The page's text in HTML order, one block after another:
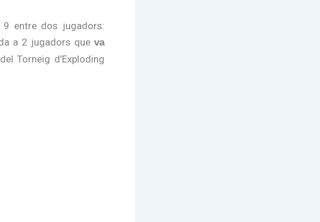
entre dos jugadors:
a 2 jugadors que va
Torneig d’Exploding